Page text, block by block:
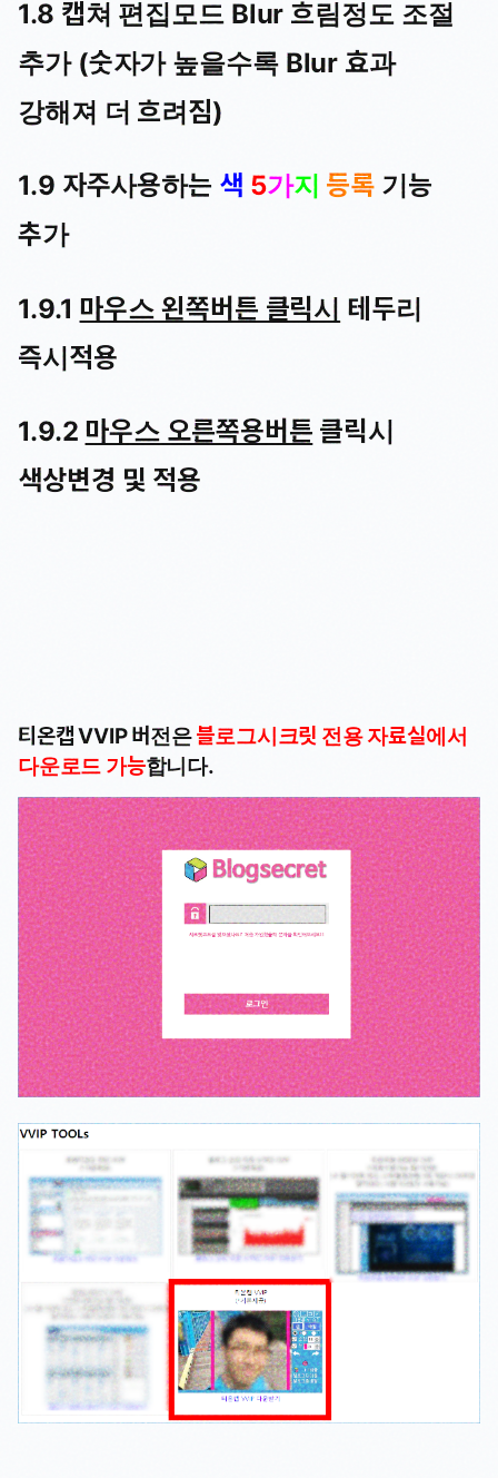
1.8 캡쳐 편집모드 Blur 흐림정도 조절
추가 (숫자가 높을수록 Blur 효과
강해져 더 흐려짐)
1.9 자주사용하는 색 5가지 등록 기능
추가
1.9.1 마우스 왼쪽버튼 클릭시 테두리
즉시적용
1.9.2 마우스 오른쪽용버튼 클릭시
색상변경 및 적용
티온캡 VVIP 버전은블로그시크릿 전용 자료실에서
다운로드 가능합니다.